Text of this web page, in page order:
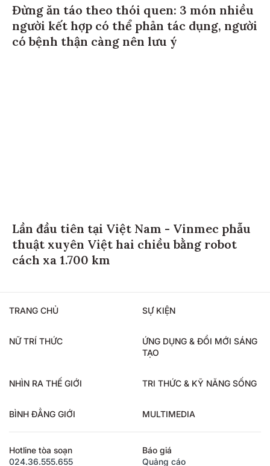
Đừng ăn táo theo thói quen: 3 món nhiều
người kết hợp có thể phản tác dụng, người
có bệnh thận càng nên lưu ý
Lần đầu tiên tại Việt Nam - Vinmec phẫu
thuật xuyên Việt hai chiều bằng robot
cách xa 1.700 km
TRANG CHỦ SỰ KIỆN
NỮ TRÍ THỨC
ỨNG DỤNG & ĐỔI MỚI SÁNG
TẠO
NHÌN RA THẾ GIỚI TRI THỨC & KỸ NĂNG SỐNG
BÌNH ĐẲNG GIỚI MULTIMEDIA
Hotline tòa soạn
024.36.555.655
Báo giá
Quảng cáo